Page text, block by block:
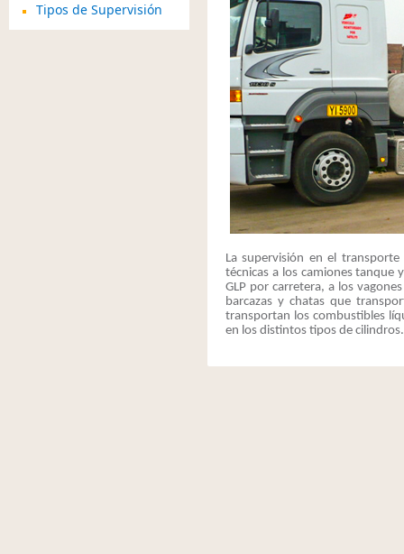
Tipos de Supervisión
La supervisión en el
técnicas a los camiones tanque
GLP por carretera, a los
barcazas y chatas que
transportan los combustibles
en los distintos tipos de cilindros.